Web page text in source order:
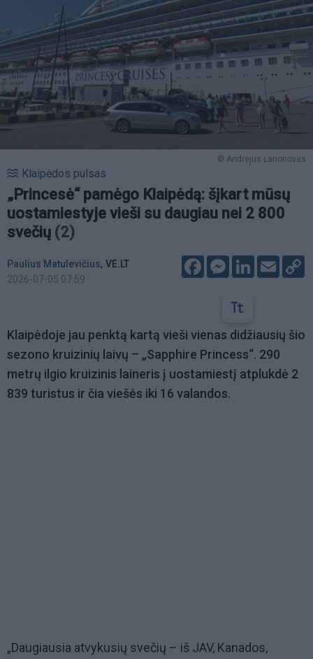
© Andrejus Larionovas
Klaipėdos pulsas
„Princesė“ pamėgo Klaipėdą: šįkart mūsų
uostamiestyje vieši su daugiau nei 2 800
svečių (2)
Paulius Matulevičius, VE.LT
2026-07-05 07:59
FacebookMessenger
LinkedIn
Email
Klaipėdoje jau penktą kartą vieši vienas didžiausių šio
sezono kruizinių laivų – „Sapphire Princess“. 290
metrų ilgio kruizinis laineris į uostamiestį atplukdė 2
839 turistus ir čia viešės iki 16 valandos.
„Daugiausia atvykusių svečių – iš JAV, Kanados,